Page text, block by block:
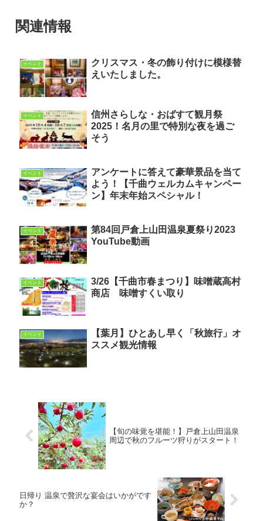
関連情報
イベント
クリスマス・冬の飾り付けに模様替
えいたしました。
イベント
信州さらしな・おばすて観月祭
2025！名月の里で特別な夜を過ご
そう
イベント
アンケートに答えて豪華景品を当て
よう！【千曲ウェルカムキャンペー
ン】年末年始スペシャル！
イベント
第84回戸倉上山田温泉夏祭り2023
YouTube動画
イベント
3/26【千曲市春まつり】味噌蔵高村
商店 味噌すくい取り
イベント
【葉月】ひとあし早く「秋旅行」オ
ススメ観光情報
【旬の味覚を堪能！】戸倉上山田温泉
周辺で秋のフルーツ狩りがスタート！
日帰り 温泉で贅沢な宴会はいかがです
か？